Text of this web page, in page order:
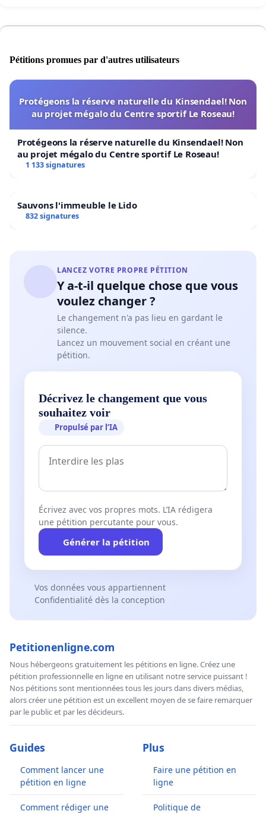
Pétitions promues par d'autres utilisateurs
Protégeons la réserve naturelle du Kinsendael! Non
au projet mégalo du Centre sportif Le Roseau!
Protégeons la réserve naturelle du Kinsendael! Non
au projet mégalo du Centre sportif Le Roseau!
1 133 signatures
Sauvons l'immeuble le Lido
832 signatures
LANCEZ VOTRE PROPRE PÉTITION
Y a-t-il quelque chose que vous
voulez changer ?
Le changement n'a pas lieu en gardant le
silence.
Lancez un mouvement social en créant une
pétition.
Décrivez le changement que vous
souhaitez voir
Propulsé par l’IA
Écrivez avec vos propres mots. L’IA rédigera
une pétition percutante pour vous.
Générer la pétition
Vos données vous appartiennent
Confidentialité dès la conception
Petitionenligne.com
Nous hébergeons gratuitement les pétitions en ligne. Créez une
pétition professionnelle en ligne en utilisant notre service puissant !
Nos pétitions sont mentionnées tous les jours dans divers médias,
alors créer une pétition est un excellent moyen de se faire remarquer
par le public et par les décideurs.
Guides
Comment lancer une
pétition en ligne
Comment rédiger une
Plus
Faire une pétition en
ligne
Politique de